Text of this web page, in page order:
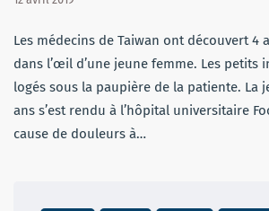
Les médecins de Taiwan ont découvert 4
dans l’œil d’une jeune femme. Les petits
logés sous la paupière de la patiente. La
ans s’est rendu à l’hôpital universitaire
cause de douleurs à…